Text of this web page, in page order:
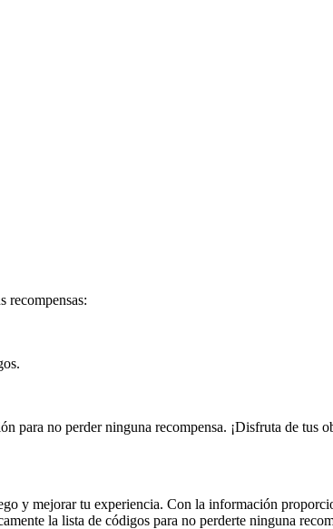
recompensas:
para no perder ninguna recompensa. ¡Disfruta de tus
y mejorar tu experiencia. Con la información
la lista de códigos para no perderte ninguna